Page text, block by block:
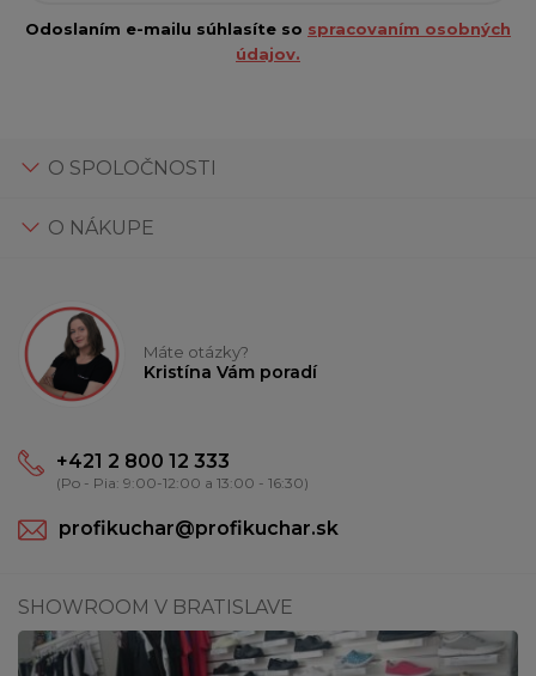
Odoslaním e-mailu súhlasíte so spracovaním osobných
údajov.
O SPOLOČNOSTI
O NÁKUPE
Máte otázky?
Kristína Vám poradí
+421 2 800 12 333
(Po - Pia: 9:00-12:00 a 13:00 - 16:30)
profikuchar@profikuchar.sk
SHOWROOM V BRATISLAVE